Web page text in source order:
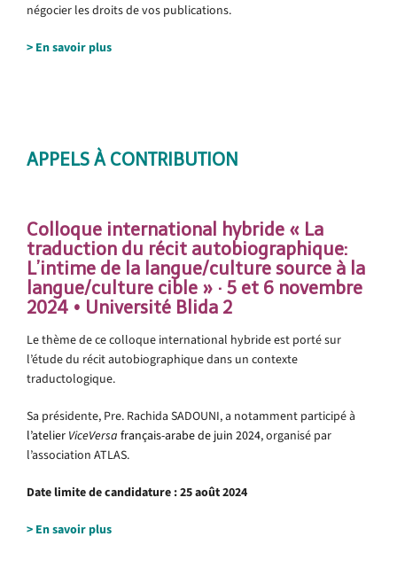
négocier les droits de vos publications.
> En savoir plus
APPELS À CONTRIBUTION
Colloque international hybride « La
traduction du récit autobiographique:
L’intime de la langue/culture source à la
langue/culture cible » · 5 et 6 novembre
2024 • Université Blida 2
Le thème de ce colloque international hybride est porté sur
l’étude du récit autobiographique dans un contexte
traductologique.
Sa présidente, Pre. Rachida SADOUNI, a notamment participé à
l’atelier ViceVersa français-arabe de juin 2024, organisé par
l’association ATLAS.
Date limite de candidature : 25 août 2024
> En savoir plus